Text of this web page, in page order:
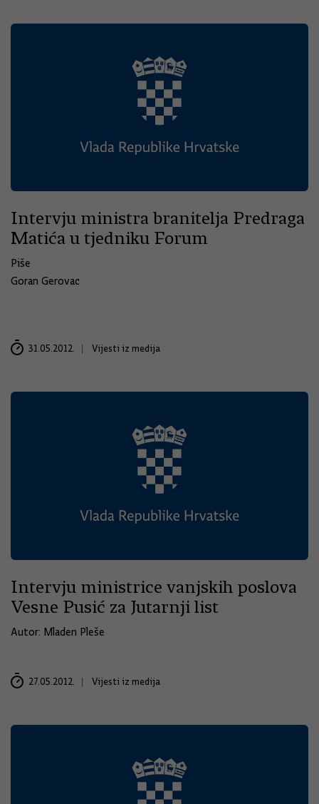
Intervju ministra branitelja Predraga
Matića u tjedniku Forum
Piše
Goran Gerovac
31.05.2012. Vijesti iz medija
Intervju ministrice vanjskih poslova
Vesne Pusić za Jutarnji list
Autor: Mladen Pleše
27.05.2012. Vijesti iz medija